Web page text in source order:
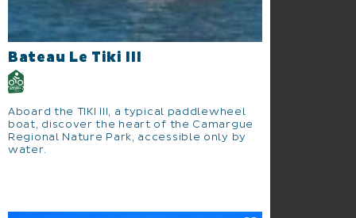
Bateau Le Tiki III
Aboard the TIKI III, a typical paddlewheel
boat, discover the heart of the Camargue
Regional Nature Park, accessible only by
water.